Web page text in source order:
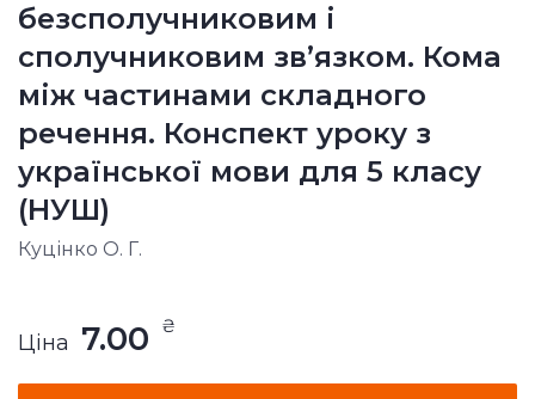
безсполучниковим і
сполучниковим зв’язком. Кома
між частинами складного
речення. Конспект уроку з
української мови для 5 класу
(НУШ)
Куцінко О. Г.
Ціна 7.00 ₴